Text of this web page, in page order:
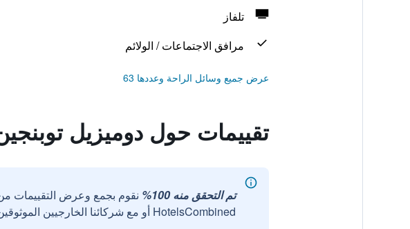
تلفاز
مرافق الاجتماعات / الولائم
عرض جميع وسائل الراحة وعددها 63
تقييمات حول دوميزيل
تم التحقق منه 100%
نقوم بجمع وعرض التقييمات
HotelsCombined أو مع شركائنا الخارجيين الموثوقين.